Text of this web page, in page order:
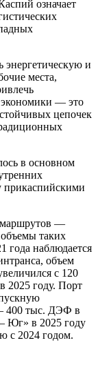
означает
энергетическую и
места,
экономики — это
цепочек
в основном
прикаспийскими
маршрутов —
таких
года наблюдается
объем
с 120
2025 году. Порт
400 тыс. ДЭФ в
Юг» в 2025 году
с 2024 годом.